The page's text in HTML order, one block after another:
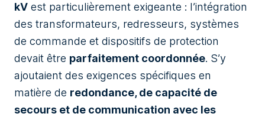
kV est particulièrement exigeante : l’intégration
des transformateurs, redresseurs, systèmes
de commande et dispositifs de protection
devait être parfaitement coordonnée. S’y
ajoutaient des exigences spécifiques en
matière de redondance, de capacité de
secours et de communication avec les